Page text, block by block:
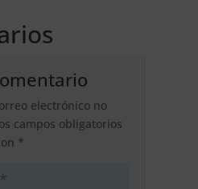
electrónico no
campos obligatorios
*